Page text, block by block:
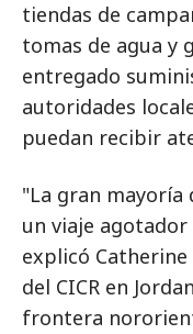
tiendas de
tomas de agua y
entregado
autoridades
puedan recibir
"La gran
un viaje agotador
explicó
del CICR en
frontera